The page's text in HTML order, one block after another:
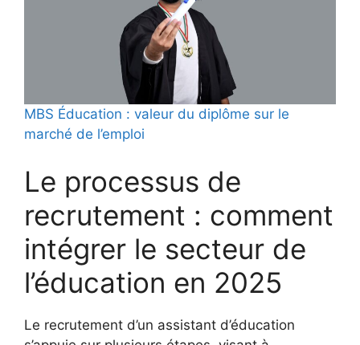
MBS Éducation : valeur du diplôme sur le
marché de l’emploi
Le processus de
recrutement : comment
intégrer le secteur de
l’éducation en 2025
Le recrutement d’un assistant d’éducation